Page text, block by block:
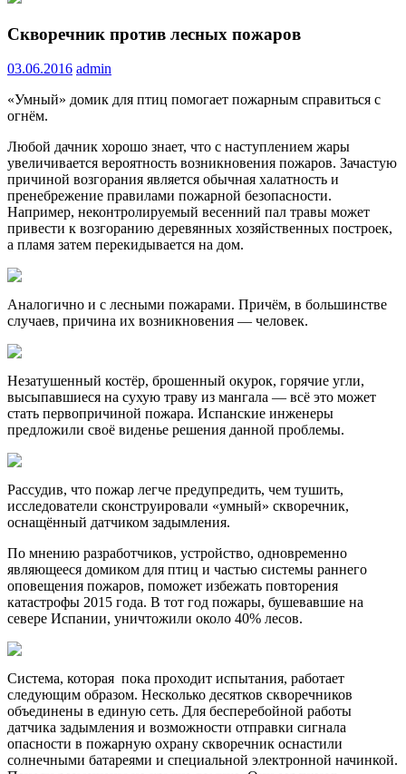
Скворечник против лесных пожаров
03.06.2016 admin
«Умный» домик для птиц помогает пожарным справиться с
огнём.
Любой дачник хорошо знает, что с наступлением жары
увеличивается вероятность возникновения пожаров. Зачастую
причиной возгорания является обычная халатность и
пренебрежение правилами пожарной безопасности.
Например, неконтролируемый весенний пал травы может
привести к возгоранию деревянных хозяйственных построек,
а пламя затем перекидывается на дом.
Аналогично и с лесными пожарами. Причём, в большинстве
случаев, причина их возникновения — человек.
Незатушенный костёр, брошенный окурок, горячие угли,
высыпавшиеся на сухую траву из мангала — всё это может
стать первопричиной пожара. Испанские инженеры
предложили своё виденье решения данной проблемы.
Рассудив, что пожар легче предупредить, чем тушить,
исследователи сконструировали «умный» скворечник,
оснащённый датчиком задымления.
По мнению разработчиков, устройство, одновременно
являющееся домиком для птиц и частью системы раннего
оповещения пожаров, поможет избежать повторения
катастрофы 2015 года. В тот год пожары, бушевавшие на
севере Испании, уничтожили около 40% лесов.
Система, которая пока проходит испытания, работает
следующим образом. Несколько десятков скворечников
объединены в единую сеть. Для бесперебойной работы
датчика задымления и возможности отправки сигнала
опасности в пожарную охрану скворечник оснастили
солнечными батареями и специальной электронной начинкой.